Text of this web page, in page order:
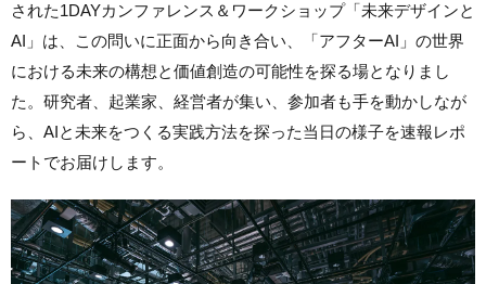
された1DAYカンファレンス＆ワークショップ「未来デザインと
AI」は、この問いに正面から向き合い、「アフターAI」の世界
における未来の構想と価値創造の可能性を探る場となりまし
た。研究者、起業家、経営者が集い、参加者も手を動かしなが
ら、AIと未来をつくる実践方法を探った当日の様子を速報レポ
ートでお届けします。